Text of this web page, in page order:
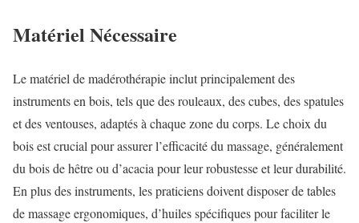
Matériel Nécessaire
Le matériel de madérothérapie inclut principalement des
instruments en bois, tels que des rouleaux, des cubes, des spatules
et des ventouses, adaptés à chaque zone du corps. Le choix du
bois est crucial pour assurer l’efficacité du massage, généralement
du bois de hêtre ou d’acacia pour leur robustesse et leur durabilité.
En plus des instruments, les praticiens doivent disposer de tables
de massage ergonomiques, d’huiles spécifiques pour faciliter le